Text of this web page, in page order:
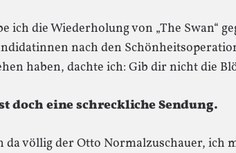
ich die Wiederholung von „The Swan“
nach den
haben, dachte ich: Gib dir nicht die
doch eine schreckliche Sendung.
da völlig der Otto Normalzuschauer, ich